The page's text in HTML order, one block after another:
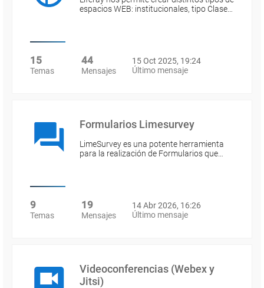
espacios WEB: institucionales, tipo Clase…
15
Temas
44
Mensajes
15 Oct 2025, 19:24
Último mensaje
Formularios Limesurvey
LimeSurvey es una potente herramienta
para la realización de Formularios que…
9
Temas
19
Mensajes
14 Abr 2026, 16:26
Último mensaje
Videoconferencias (Webex y
Jitsi)